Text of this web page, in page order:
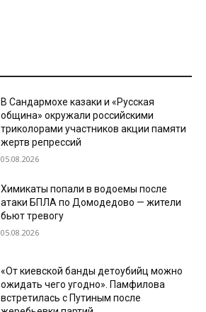
В Сандармохе казаки и «Русская
община» окружали российскими
триколорами участников акции памяти
жертв репрессий
05.08.2026
Химикаты попали в водоемы после
атаки БПЛА по Домодедово — жители
бьют тревогу
05.08.2026
«От киевской банды детоубийц можно
ожидать чего угодно». Памфилова
встретилась с Путиным после